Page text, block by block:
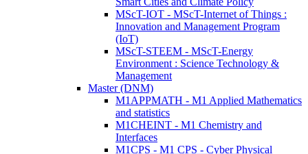
MScT-IOT - MScT-Internet of Things :
Innovation and Management Program
(IoT)
MScT-STEEM - MScT-Energy
Environment : Science Technology &
Management
Master (DNM)
M1APPMATH - M1 Applied Mathematics
and statistics
M1CHEINT - M1 Chemistry and
Interfaces
M1CPS - M1 CPS - Cyber Physical